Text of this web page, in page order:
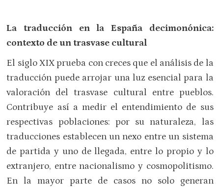
La traducción en la España decimonónica:
contexto de un trasvase cultural
El siglo XIX prueba con creces que el análisis de la
traducción puede arrojar una luz esencial para la
valoración del trasvase cultural entre pueblos.
Contribuye así a medir el entendimiento de sus
respectivas poblaciones: por su naturaleza, las
traducciones establecen un nexo entre un sistema
de partida y uno de llegada, entre lo propio y lo
extranjero, entre nacionalismo y cosmopolitismo.
En la mayor parte de casos no solo generan